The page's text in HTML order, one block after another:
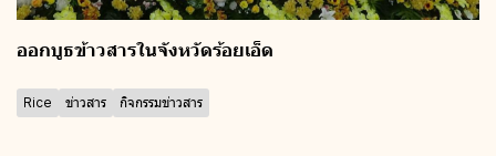
ออกบูธข้าวสารในจังหวัดร้อยเอ็ด
Rice ข่าวสาร กิจกรรมข่าวสาร